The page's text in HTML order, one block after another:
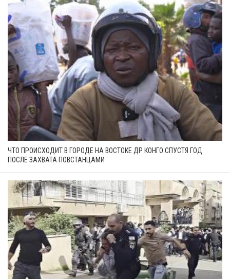
ЧТО ПРОИСХОДИТ В ГОРОДЕ НА ВОСТОКЕ ДР КОНГО СПУСТЯ ГОД
ПОСЛЕ ЗАХВАТА ПОВСТАНЦАМИ